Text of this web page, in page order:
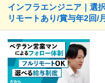
インフラエンジニア｜選
リモートあり/賞与年2回/